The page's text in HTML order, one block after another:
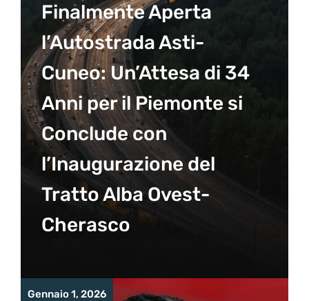
Finalmente Aperta
l’Autostrada Asti-
Cuneo: Un’Attesa di 34
Anni per il Piemonte si
Conclude con
l’Inaugurazione del
Tratto Alba Ovest-
Cherasco
Gennaio 1, 2026